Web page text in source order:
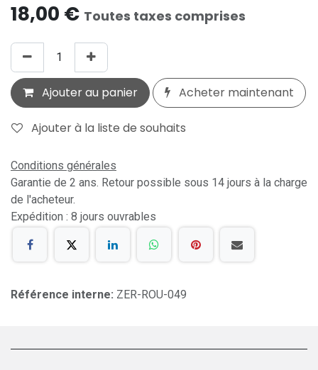
18,00 € Toutes taxes comprises
Ajouter au panier Acheter maintenant
Ajouter à la liste de souhaits
Conditions générales
Garantie de 2 ans. Retour possible sous 14 jours à la charge
de l'acheteur.
Expédition : 8 jours ouvrables
Référence interne: ZER-ROU-049